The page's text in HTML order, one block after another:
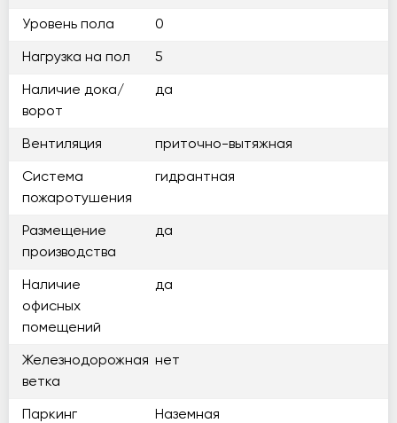
Уровень пола 0
Нагрузка на пол 5
Наличие дока/
ворот
да
Вентиляция приточно-вытяжная
Система
пожаротушения
гидрантная
Размещение
производства
да
Наличие
офисных
помещений
да
Железнодорожная
ветка
нет
Паркинг Наземная